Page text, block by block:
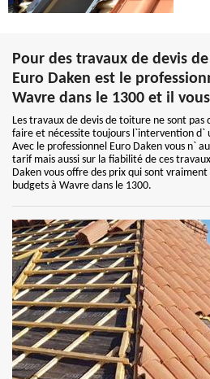
Pour des travaux de devis
Euro Daken est le
Wavre dans le 1300 et il
Les travaux de devis de toiture ne sont pas
faire et nécessite toujours l`intervention d`
Avec le professionnel Euro Daken vous n`
tarif mais aussi sur la fiabilité de ces
Daken vous offre des prix qui sont
budgets à Wavre dans le 1300.